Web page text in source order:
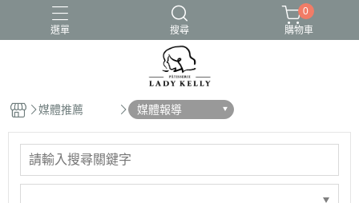
選單 搜尋
0
購物車
媒體推薦 媒體報導